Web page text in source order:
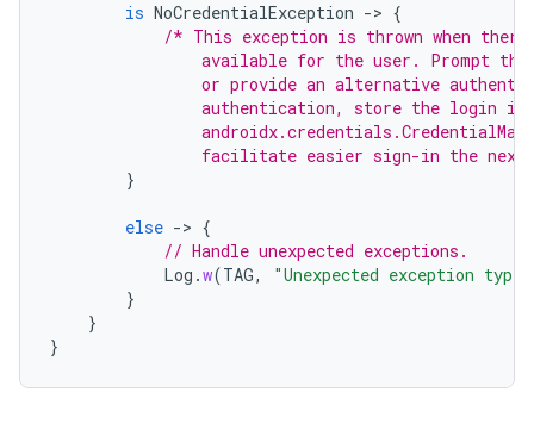
is NoCredentialException -> {
/* This exception is thrown when
available for the user. Prompt
or provide an alternative
authentication, store the login
facilitate easier sign-in the next
}
else -> {
// Handle unexpected exceptions.
Log .w(TAG,
"Unexpected exception
}
}
}